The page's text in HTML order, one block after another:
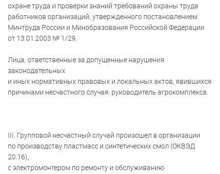
охране труда и проверки знаний требований охраны труда
работников организаций, утвержденного постановлением
Минтруда России и Минобразования Российской Федерации
от 13.01.2003 № 1/29.
Лица, ответственные за допущенные нарушения
законодательных
и иных нормативных правовых и локальных актов, явившихся
причинами несчастного случая: руководитель агрокомплекса.
III. Групповой несчастный случай произошел в организации
по производству пластмасс и синтетических смол (ОКВЭД
20.16),
с электромонтером по ремонту и обслуживанию